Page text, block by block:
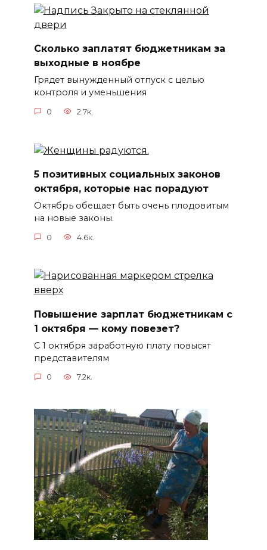
Сколько заплатят бюджетникам за
выходные в ноябре
Грядет вынужденный отпуск с целью
контроля и уменьшения
0 2.7к.
5 позитивных социальных законов
октября, которые нас порадуют
Октябрь обещает быть очень плодовитым
на новые законы.
0 4.6к.
Повышение зарплат бюджетникам с
1 октября — кому повезет?
С 1 октября заработную плату повысят
представителям
0 7.2к.